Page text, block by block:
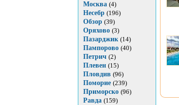
Москва (4)
Несебр (196)
Обзор (39)
Оряхово (3)
Пазарджик (14)
Пампорово (40)
Петрич (2)
Плевен (15)
Пловдив (96)
Поморие (239)
Приморско (96)
Равда (159)